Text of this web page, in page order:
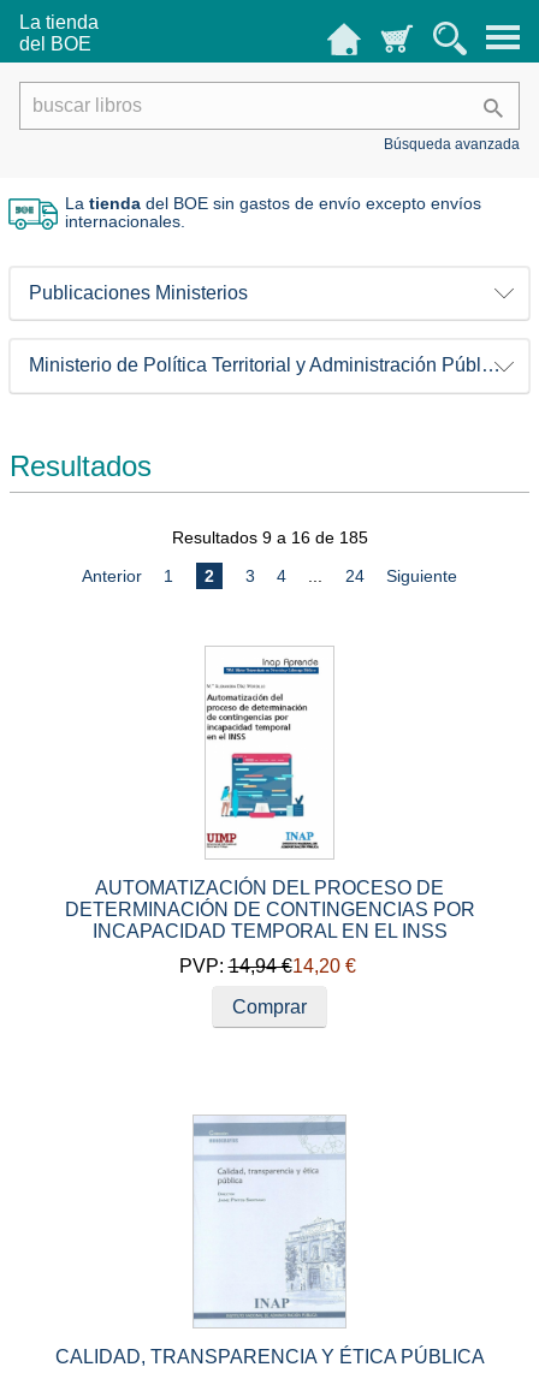
La tienda
del BOE
Búsqueda avanzada
Latienda del BOE sin gastos de envío excepto envíos
internacionales.
Publicaciones Ministerios
Ministerio de Política Territorial y Administración Pública
Resultados
Resultados 9 a 16 de 185
Anterior 1 2 3 4 24 Siguiente
AUTOMATIZACIÓN DEL PROCESO DE
DETERMINACIÓN DE CONTINGENCIAS POR
INCAPACIDAD TEMPORAL EN EL INSS
PVP:14,94 €14,20 €
Comprar
CALIDAD, TRANSPARENCIA Y ÉTICA PÚBLICA